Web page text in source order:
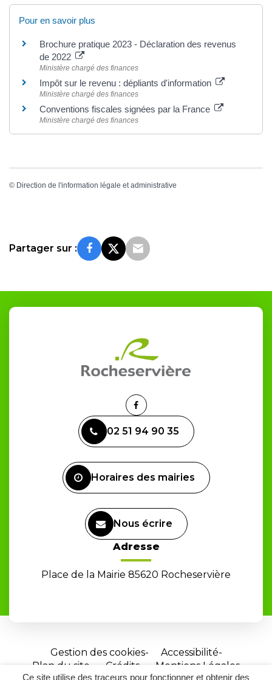
Ce site utilise des traceurs pour fonctionner et obtenir des
Pour en savoir plus
Brochure pratique 2023 - Déclaration des revenus
de 2022
Ministère chargé des finances
Impôt sur le revenu : dépliants d'information
Ministère chargé des finances
Conventions fiscales signées par la France
Ministère chargé des finances
© Direction de l'information légale et administrative
Partager sur :
Lien
le
compte
02 51 94 90 35
Horaires des mairies
Nous écrire
Adresse
Place de la Mairie 85620 Rocheservière
Gestion des cookies
Accessibilité
Plan du site
Crédits Mentions Légales